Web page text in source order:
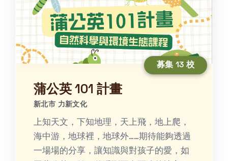
募集 13 校
蒲公英 101 計畫
新北市 力新文化
上知天文，下知地理，天上飛，地上爬，
海中游，地球裡，地球外……期待能夠透過
一場場的分享，讓知識與對孩子的愛，如